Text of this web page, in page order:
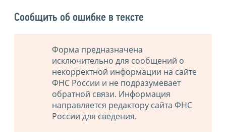
Сообщить об ошибке в тексте
Форма предназначена
исключительно для сообщений о
некорректной информации на сайте
ФНС России и не подразумевает
обратной связи. Информация
направляется редактору сайта ФНС
России для сведения.